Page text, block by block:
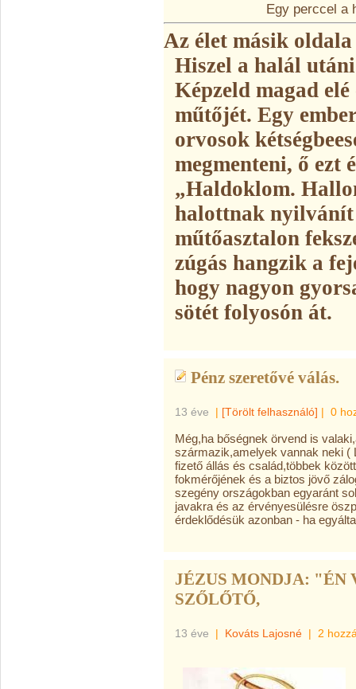
Egy perccel a
Az élet másik oldala
Hiszel a halál
Képzeld magad
műtőjét. Egy
orvosok
megmenteni, ő ezt
„Haldoklom.
halottnak nyilvánít
műtőasztalon
zúgás hangzik a
hogy nagyon
sötét folyosón át.
Pénz szeretővé válás.
13 éve | [Törölt felhasználó] | 0
Még,ha bőségnek örvend is
származik,amelyek vannak neki (
fizető állás és család,többek
fokmérőjének és a biztos jövő
szegény országokban egyaránt
javakra és az érvényesülésre
érdeklődésük azonban - ha
JÉZUS MONDJA: "ÉN
SZŐLŐTŐ,
13 éve | Kováts Lajosné | 2